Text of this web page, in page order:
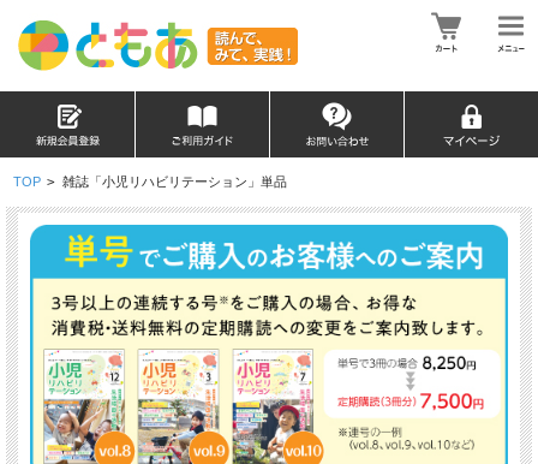
TOP > 雑誌「小児リハビリテーション」単品